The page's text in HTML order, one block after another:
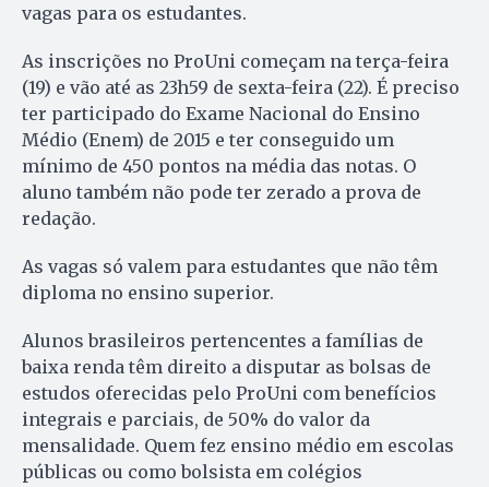
vagas para os estudantes.
As inscrições no ProUni começam na terça-feira
(19) e vão até as 23h59 de sexta-feira (22). É preciso
ter participado do Exame Nacional do Ensino
Médio (Enem) de 2015 e ter conseguido um
mínimo de 450 pontos na média das notas. O
aluno também não pode ter zerado a prova de
redação.
As vagas só valem para estudantes que não têm
diploma no ensino superior.
Alunos brasileiros pertencentes a famílias de
baixa renda têm direito a disputar as bolsas de
estudos oferecidas pelo ProUni com benefícios
integrais e parciais, de 50% do valor da
mensalidade. Quem fez ensino médio em escolas
públicas ou como bolsista em colégios